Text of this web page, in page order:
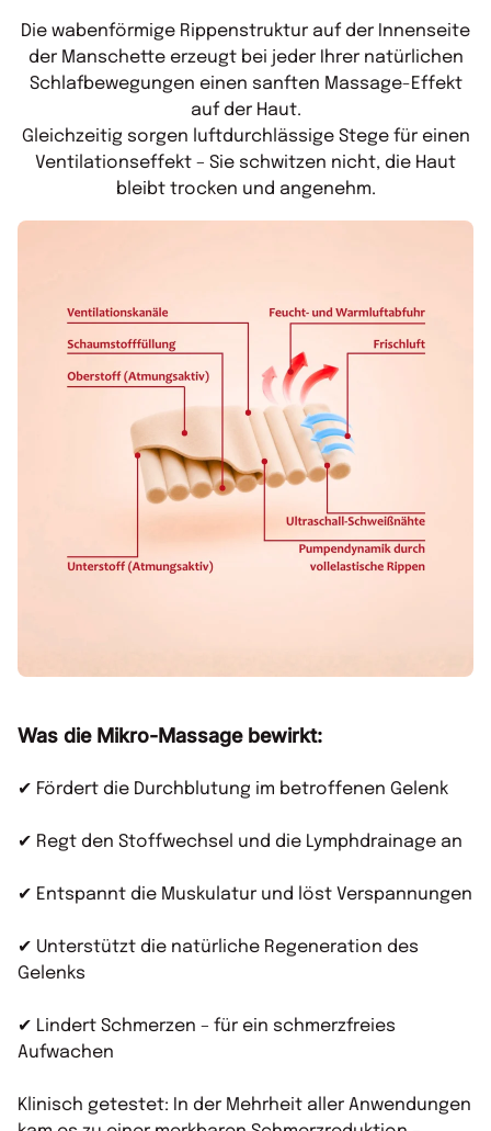
Die wabenförmige Rippenstruktur auf der Innenseite
der Manschette erzeugt bei jeder Ihrer natürlichen
Schlafbewegungen einen sanften Massage-Effekt
auf der Haut.
Gleichzeitig sorgen luftdurchlässige Stege für einen
Ventilationseffekt – Sie schwitzen nicht, die Haut
bleibt trocken und angenehm.
Was die Mikro-Massage bewirkt:
✔ Fördert die Durchblutung im betroffenen Gelenk
✔ Regt den Stoffwechsel und die Lymphdrainage an
✔ Entspannt die Muskulatur und löst Verspannungen
✔ Unterstützt die natürliche Regeneration des
Gelenks
✔ Lindert Schmerzen – für ein schmerzfreies
Aufwachen
Klinisch getestet: In der Mehrheit aller Anwendungen